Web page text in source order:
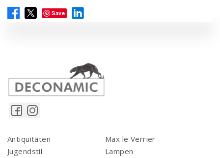
Save
Antiquitäten
Jugendstil
Max le Verrier
Lampen